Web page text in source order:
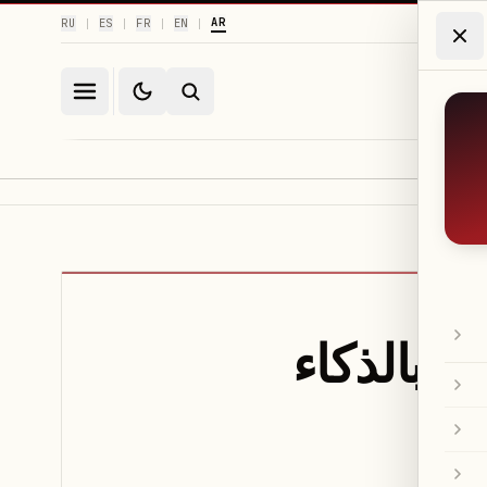
AR
|
EN
|
FR
|
ES
|
RU
بالذكاء